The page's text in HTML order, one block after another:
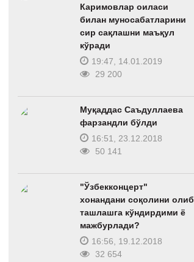
Каримовлар оиласи
билан муносабатларини
сир сақлашни маъқул
кўради
19:47, 14.01.2019
29 200
Муқаддас Саъдуллаева
фарзандли бўлди
16:51, 23.12.2018
50 141
"Ўзбекконцерт"
хонандани соқолини олиб
ташлашга кўндирдими ё
мажбурлади?
16:56, 19.12.2018
32 654